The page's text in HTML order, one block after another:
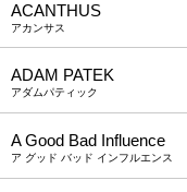
ACANTHUS
アカンサス
ADAM PATEK
アダムパティック
A Good Bad Influence
ア グッド バッド インフルエンス